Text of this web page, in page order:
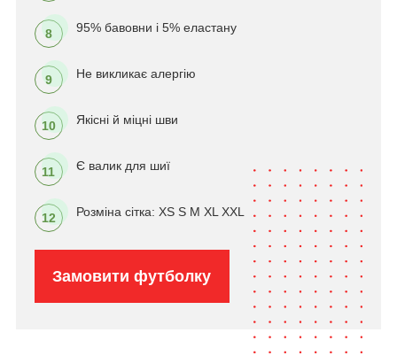
8 95% бавовни і 5% еластану
9 Не викликає алергію
10 Якісні й міцні шви
11 Є валик для шиї
12 Розміна сітка: XS S M XL XXL
Замовити футболку